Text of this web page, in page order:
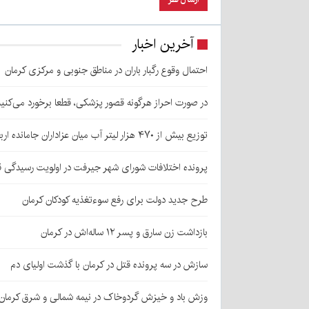
آخرین اخبار
احتمال وقوع رگبار باران در مناطق جنوبی و مرکزی کرمان
در صورت احراز هرگونه قصور پزشکی، قطعا برخورد
توزیع بیش از ۴۷۰ هزار لیتر آب میان عزاداران جامانده اربعین در کرمان
پرونده اختلافات شورای شهر جیرفت در اولویت
طرح جدید دولت برای رفع سوءتغذیه کودکان کرمان
بازداشت زن سارق و پسر ۱۲ ساله‌اش در کرمان
سازش در سه پرونده قتل در کرمان با گذشت اولیای دم
وزش باد و خیزش گردوخاک در نیمه شمالی و شرق